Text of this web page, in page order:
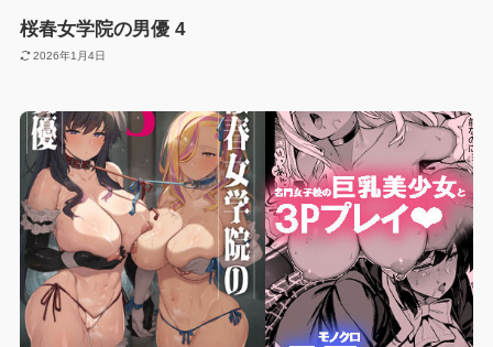
桜春女学院の男優 4
2026年1月4日